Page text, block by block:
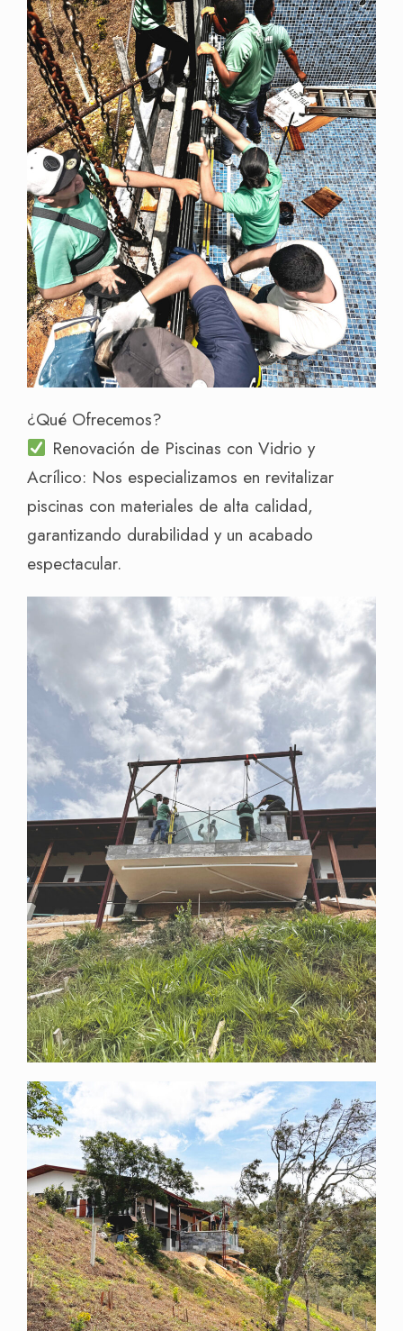
¿Qué Ofrecemos?
Renovación de Piscinas con Vidrio y
Acrílico: Nos especializamos en revitalizar
piscinas con materiales de alta calidad,
garantizando durabilidad y un acabado
espectacular.